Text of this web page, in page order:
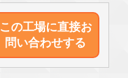
この工場に直接お
問い合わせする